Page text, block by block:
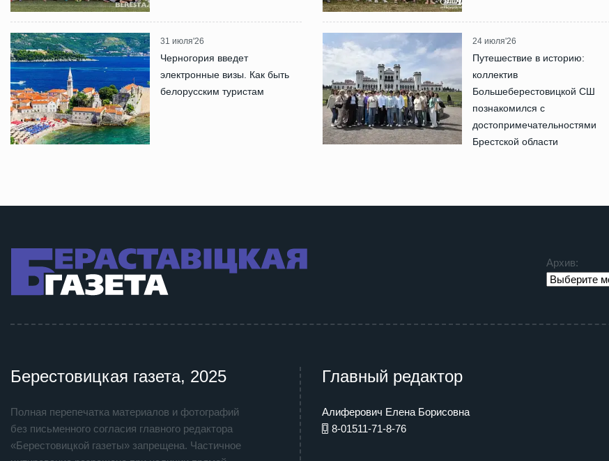
31 июля'26
Черногория введет
электронные визы. Как быть
белорусским туристам
24 июля'26
Путешествие в историю:
коллектив
Большеберестовицкой СШ
познакомился с
достопримечательностями
Брестской области
Архив:
Берестовицкая газета, 2025
Полная перепечатка материалов и фотографий
без письменного согласия главного редактора
«Берестовицкой газеты» запрещена. Частичное
Главный редактор
Алиферович Елена Борисовна
8-01511-71-8-76